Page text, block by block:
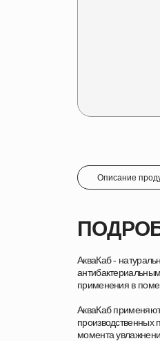
АкваКаб -
применения в
АкваКаб
производственных
момента
Описание